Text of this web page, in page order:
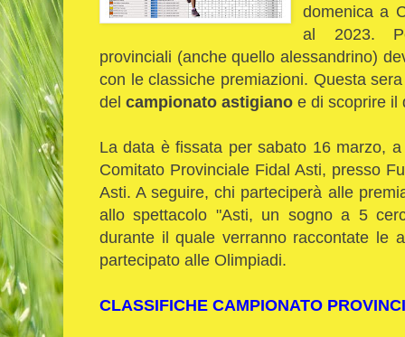
domenica a
al 2023.
provinciali (anche quello alessandrino)
con le classiche premiazioni. Questa
del campionato astigiano e di scoprire il
La data è fissata per sabato 16 marzo,
Comitato Provinciale Fidal Asti, presso
Asti. A seguire, chi parteciperà alle
allo spettacolo "Asti, un sogno a 5
durante il quale verranno raccontate le
partecipato alle Olimpiadi.
CLASSIFICHE CAMPIONATO